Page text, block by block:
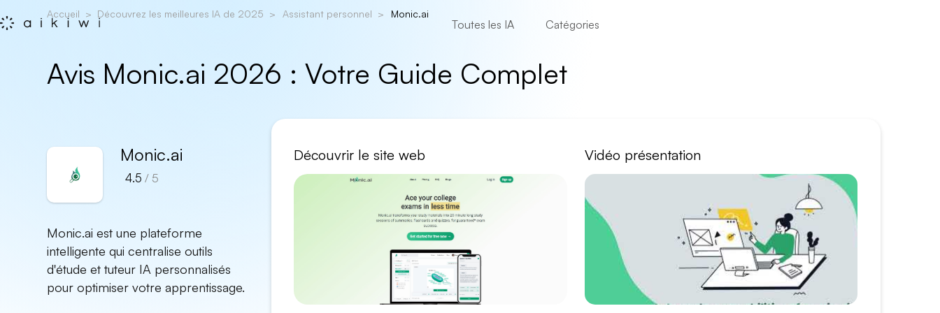
Toutes les IA Catégories
Accueil Découvrez les meilleures IA de 2025 Assistant personnel Monic.ai
Avis Monic.ai 2026 : Votre Guide Complet
Monic.ai
4.5 / 5
Monic.ai est une plateforme
intelligente qui centralise outils
d'étude et tuteur IA personnalisés
pour optimiser votre apprentissage.
Découvrir le site web Vidéo présentation